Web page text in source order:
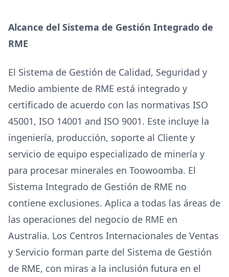
Alcance del Sistema de Gestión Integrado de
RME
El Sistema de Gestión de Calidad, Seguridad y
Medio ambiente de RME está integrado y
certificado de acuerdo con las normativas ISO
45001, ISO 14001 and ISO 9001. Este incluye la
ingeniería, producción, soporte al Cliente y
servicio de equipo especializado de minería y
para procesar minerales en Toowoomba. El
Sistema Integrado de Gestión de RME no
contiene exclusiones. Aplica a todas las áreas de
las operaciones del negocio de RME en
Australia. Los Centros Internacionales de Ventas
y Servicio forman parte del Sistema de Gestión
de RME, con miras a la inclusión futura en el